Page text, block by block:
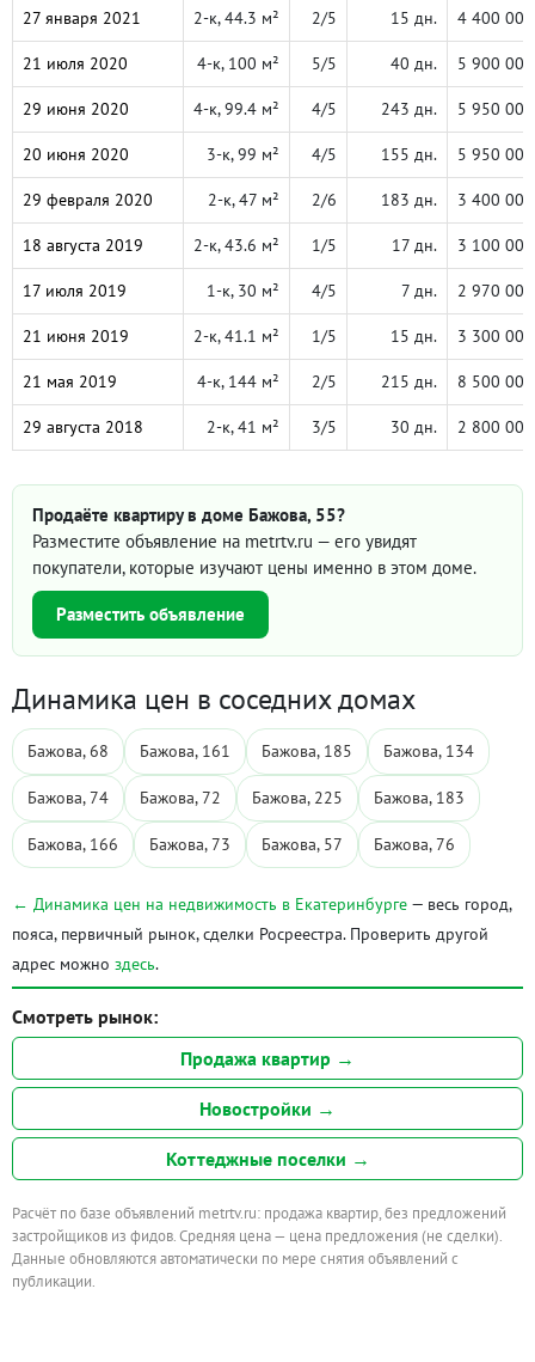
27 января 2021 2-к, 44.3 м² 2/5 15 дн. 4 400 000
21 июля 2020 4-к, 100 м² 5/5 40 дн. 5 900 000
29 июня 2020 4-к, 99.4 м² 4/5 243 дн. 5 950 000
20 июня 2020 3-к, 99 м² 4/5 155 дн. 5 950 000
29 февраля 2020 2-к, 47 м² 2/6 183 дн. 3 400 000
18 августа 2019 2-к, 43.6 м² 1/5 17 дн. 3 100 000
17 июля 2019 1-к, 30 м² 4/5 7 дн. 2 970 000
21 июня 2019 2-к, 41.1 м² 1/5 15 дн. 3 300 000
21 мая 2019 4-к, 144 м² 2/5 215 дн. 8 500 000
29 августа 2018 2-к, 41 м² 3/5 30 дн. 2 800 000
Продаёте квартиру в доме Бажова, 55?
Разместите объявление на metrtv.ru — его увидят
покупатели, которые изучают цены именно в этом доме.
Разместить объявление
Динамика цен в соседних домах
Бажова, 68 Бажова, 161 Бажова, 185 Бажова, 134
Бажова, 74 Бажова, 72 Бажова, 225 Бажова, 183
Бажова, 166 Бажова, 73 Бажова, 57 Бажова, 76
← Динамика цен на недвижимость в Екатеринбурге — весь город,
пояса, первичный рынок, сделки Росреестра. Проверить другой
адрес можно здесь.
Смотреть рынок:
Продажа квартир →
Новостройки →
Коттеджные поселки →
Расчёт по базе объявлений metrtv.ru: продажа квартир, без предложений
застройщиков из фидов. Средняя цена — цена предложения (не сделки).
Данные обновляются автоматически по мере снятия объявлений с
публикации.